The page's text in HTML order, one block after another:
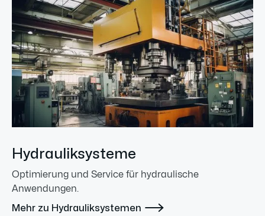
Hydrauliksysteme
Optimierung und Service für hydraulische
Anwendungen.
Mehr zu Hydrauliksystemen 